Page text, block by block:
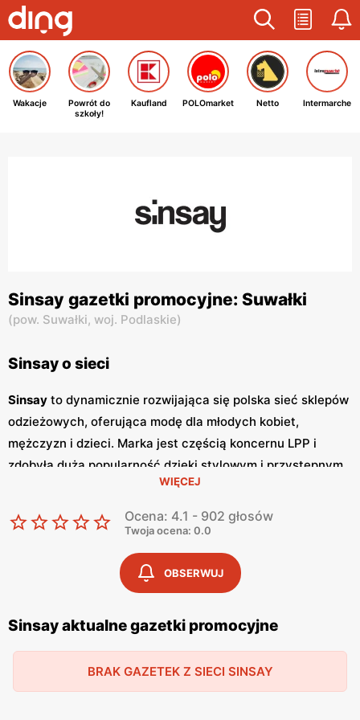
Wakacje
Powrót do
szkoły!
Kaufland POLOmarket Netto Intermarche
Sinsay gazetki promocyjne: Suwałki
(pow. Suwałki, woj. Podlaskie)
Sinsay o sieci
Sinsay to dynamicznie rozwijająca się polska sieć sklepów
odzieżowych, oferująca modę dla młodych kobiet,
mężczyzn i dzieci. Marka jest częścią koncernu LPP i
zdobyła dużą popularność dzięki stylowym i przystępnym
Sinsayprzyciąga klientów
nowoczesnym wzornictwem, różnorodnością asortymentu
oraz regularnymi
promocjami.Sinsay
, które pojawiają się co miesiąc. W
tych klienci mogą znaleźć najnowsze kolekcje
promocjeiniskie ceny, co pozwala na zakup
modnych ubrań bez nadwyrężania budżetu. Dzięki temu,
marka jest szczególnie popularna wśród młodzieży, która
obejmuje szeroki wybór odzieży
WIĘCEJ
Ocena: 4.1 - 902 głosów
Twoja ocena: 0.0
OBSERWUJ
Sinsay aktualne gazetki promocyjne
BRAK GAZETEK Z SIECI SINSAY